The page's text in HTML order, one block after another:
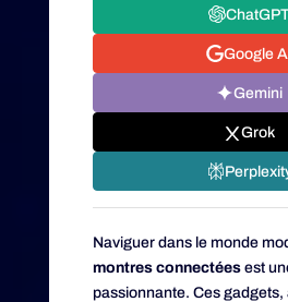
Google
Gemini
Grok
Naviguer dans le monde
montres connectéesest
passionnante. Ces gadgets,